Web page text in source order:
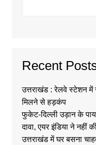
Recent
उत्तराखंड : रेलवे स्टेशन में
मिलने से हड़कंप
फुकेट-दिल्ली उड़ान के
दावा, एयर इंडिया ने नहीं
उत्तराखंड में घर बसना